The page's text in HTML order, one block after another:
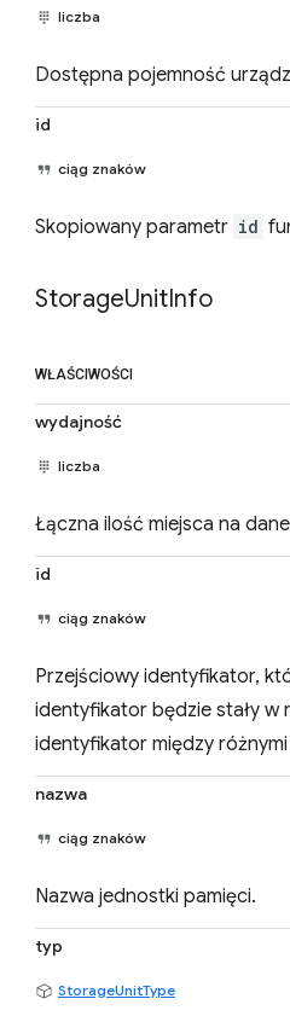
liczba
Dostępna pojemność
id
ciąg znaków
Skopiowany parametr id
StorageUnitInfo
WŁAŚCIWOŚCI
wydajność
liczba
Łączna ilość miejsca na
id
ciąg znaków
Przejściowy identyfikator,
identyfikator będzie stały w
identyfikator między
nazwa
ciąg znaków
Nazwa jednostki pamięci.
typ
StorageUnitType